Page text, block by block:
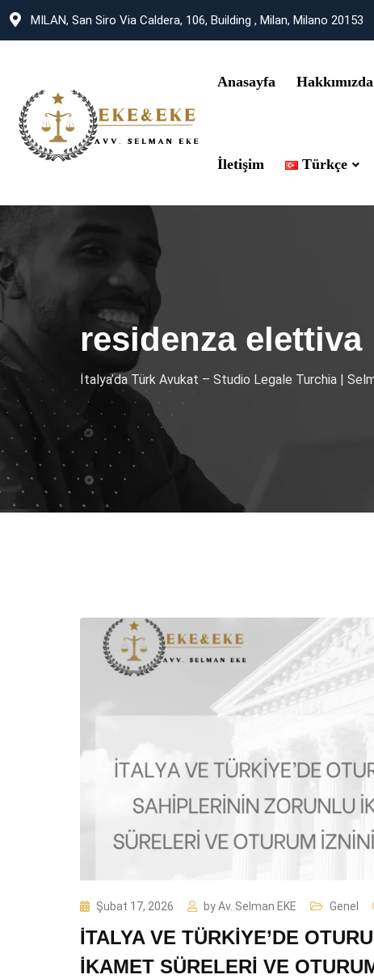
MILAN, San Siro Via Caldera, 106, Building , Milan, Milano 20153
Anasayfa Hakkımızda
İletişim Türkçe
residenza elettiva
İtalya’da Türk Avukat – Studio Legale Turchia |
Şubat 17, 2026 byAv. Selman EKE Genel
İTALYA VE TÜRKİYE’DE
İKAMET SÜRELERİ VE